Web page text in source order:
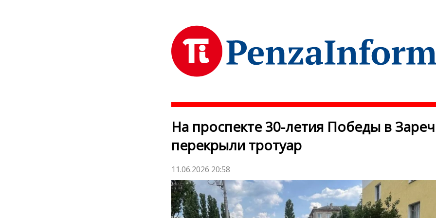
На проспекте 30-летия Победы в
перекрыли тротуар
11.06.2026 20:58